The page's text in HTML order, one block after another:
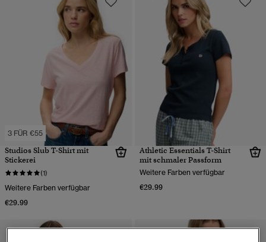
3 FÜR €55
Studios Slub T-Shirt mit
Stickerei
(1)
Weitere Farben verfügbar
€29.99
Athletic Essentials T-Shirt
mit schmaler Passform
Weitere Farben verfügbar
€29.99